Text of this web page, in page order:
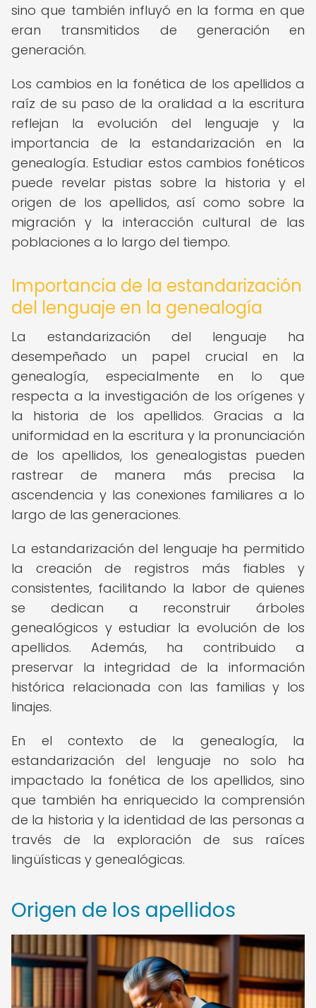
sino que también influyó en la forma en que
eran transmitidos de generación en
generación.
Los cambios en la fonética de los apellidos a
raíz de su paso de la oralidad a la escritura
reflejan la evolución del lenguaje y la
importancia de la estandarización en la
genealogía. Estudiar estos cambios fonéticos
puede revelar pistas sobre la historia y el
origen de los apellidos, así como sobre la
migración y la interacción cultural de las
poblaciones a lo largo del tiempo.
Importancia de la estandarización
del lenguaje en la genealogía
La estandarización del lenguaje ha
desempeñado un papel crucial en la
genealogía, especialmente en lo que
respecta a la investigación de los orígenes y
la historia de los apellidos. Gracias a la
uniformidad en la escritura y la pronunciación
de los apellidos, los genealogistas pueden
rastrear de manera más precisa la
ascendencia y las conexiones familiares a lo
largo de las generaciones.
La estandarización del lenguaje ha permitido
la creación de registros más fiables y
consistentes, facilitando la labor de quienes
se dedican a reconstruir árboles
genealógicos y estudiar la evolución de los
apellidos. Además, ha contribuido a
preservar la integridad de la información
histórica relacionada con las familias y los
linajes.
En el contexto de la genealogía, la
estandarización del lenguaje no solo ha
impactado la fonética de los apellidos, sino
que también ha enriquecido la comprensión
de la historia y la identidad de las personas a
través de la exploración de sus raíces
lingüísticas y genealógicas.
Origen de los apellidos